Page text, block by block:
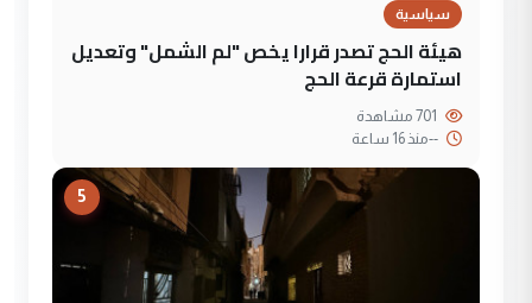
سياسية
هيئة الحج تصدر قرارا يخص "لم الشمل" وتعديل
استمارة قرعة الحج
--منذ 16 ساعة
5